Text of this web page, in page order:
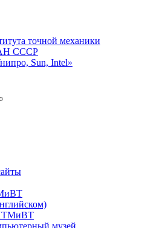
точной механики
АН СССР
Sun, Intel»
музей